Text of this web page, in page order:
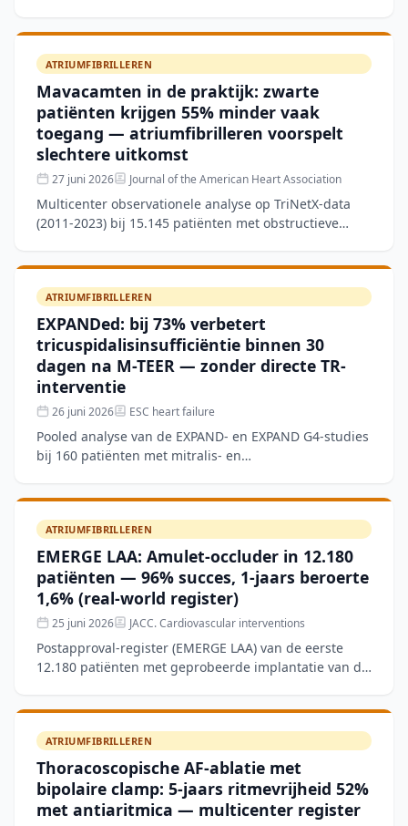
validatiepr
ATRIUMFIBRILLEREN
Mavacamten in de praktijk: zwarte
patiënten krijgen 55% minder vaak
toegang — atriumfibrilleren voorspelt
slechtere uitkomst
27 juni 2026 Journal of the American Heart Association
Multicenter observationele analyse op TriNetX-data
(2011-2023) bij 15.145 patiënten met obstructieve
ATRIUMFIBRILLEREN
EXPANDed: bij 73% verbetert
tricuspidalisinsufficiëntie binnen 30
dagen na M-TEER — zonder directe TR-
interventie
26 juni 2026 ESC heart failure
Pooled analyse van de EXPAND- en EXPAND G4-studies
bij 160 patiënten met mitralis- en
ATRIUMFIBRILLEREN
EMERGE LAA: Amulet-occluder in 12.180
patiënten — 96% succes, 1-jaars beroerte
1,6% (real-world register)
25 juni 2026 JACC. Cardiovascular interventions
Postapproval-register (EMERGE LAA) van de eerste
12.180 patiënten met geprobeerde implantatie van de
occlusie (LAA
ATRIUMFIBRILLEREN
Thoracoscopische AF-ablatie met
bipolaire clamp: 5-jaars ritmevrijheid 52%
met antiaritmica — multicenter register